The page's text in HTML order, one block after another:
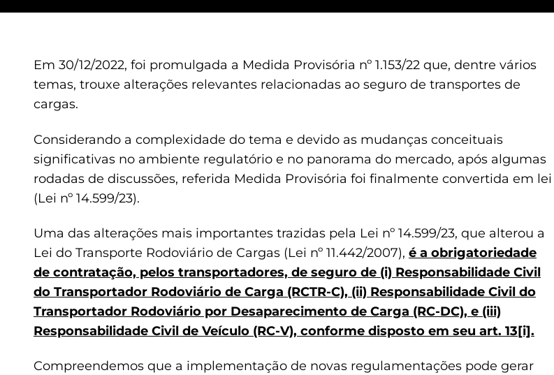
Em 30/12/2022, foi promulgada a Medida Provisória nº 1.153/22 que, dentre vários
temas, trouxe alterações relevantes relacionadas ao seguro de transportes de
cargas.
Considerando a complexidade do tema e devido as mudanças conceituais
significativas no ambiente regulatório e no panorama do mercado, após algumas
rodadas de discussões, referida Medida Provisória foi finalmente convertida em lei
(Lei nº 14.599/23).
Uma das alterações mais importantes trazidas pela Lei nº 14.599/23, que alterou a
Lei do Transporte Rodoviário de Cargas (Lei nº 11.442/2007), é a obrigatoriedade
de contratação, pelos transportadores, de seguro de (i) Responsabilidade Civil
do Transportador Rodoviário de Carga (RCTR-C), (ii) Responsabilidade Civil do
Transportador Rodoviário por Desaparecimento de Carga (RC-DC), e (iii)
Responsabilidade Civil de Veículo (RC-V), conforme disposto em seu art. 13[i].
Compreendemos que a implementação de novas regulamentações pode gerar